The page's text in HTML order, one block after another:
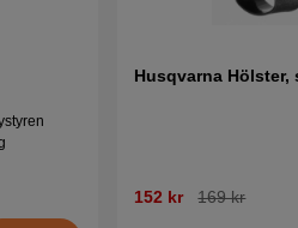
Husqvarna Hölster,
152 kr 169 kr